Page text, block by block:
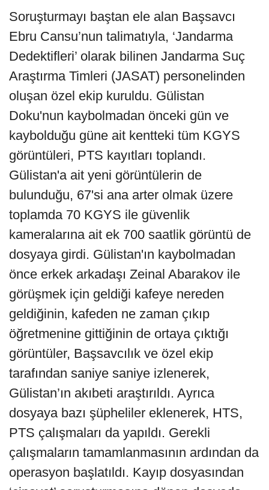
Soruşturmayı baştan ele alan Başsavcı
Ebru Cansu’nun talimatıyla, ‘Jandarma
Dedektifleri’ olarak bilinen Jandarma Suç
Araştırma Timleri (JASAT) personelinden
oluşan özel ekip kuruldu. Gülistan
Doku'nun kaybolmadan önceki gün ve
kaybolduğu güne ait kentteki tüm KGYS
görüntüleri, PTS kayıtları toplandı.
Gülistan'a ait yeni görüntülerin de
bulunduğu, 67'si ana arter olmak üzere
toplamda 70 KGYS ile güvenlik
kameralarına ait ek 700 saatlik görüntü de
dosyaya girdi. Gülistan'ın kaybolmadan
önce erkek arkadaşı Zeinal Abarakov ile
görüşmek için geldiği kafeye nereden
geldiğinin, kafeden ne zaman çıkıp
öğretmenine gittiğinin de ortaya çıktığı
görüntüler, Başsavcılık ve özel ekip
tarafından saniye saniye izlenerek,
Gülistan’ın akıbeti araştırıldı. Ayrıca
dosyaya bazı şüpheliler eklenerek, HTS,
PTS çalışmaları da yapıldı. Gerekli
çalışmaların tamamlanmasının ardından da
operasyon başlatıldı. Kayıp dosyasından